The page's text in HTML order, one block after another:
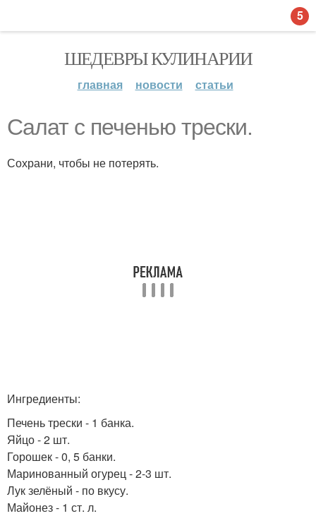
ШЕДЕВРЫ КУЛИНАРИИ
главная новости статьи
Салат с печенью трески.
Сохрани, чтобы не потерять.
Ингредиенты:
Печень трески - 1 банка.
Яйцо - 2 шт.
Горошек - 0, 5 банки.
Маринованный огурец - 2-3 шт.
Лук зелёный - по вкусу.
Майонез - 1 ст. л.
5